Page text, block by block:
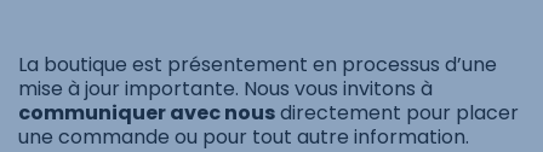
La boutique est présentement en processus d’une
mise à jour importante. Nous vous invitons à
communiquer avec nousdirectement pour placer
une commande ou pour tout autre information.